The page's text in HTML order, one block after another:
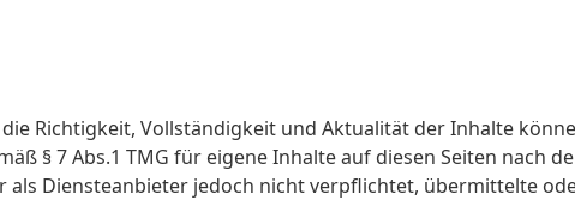
Richtigkeit, Vollständigkeit und Aktualität der Inhalte
§ 7 Abs.1 TMG für eigene Inhalte auf diesen Seiten nach
als Diensteanbieter jedoch nicht verpflichtet, übermittelte